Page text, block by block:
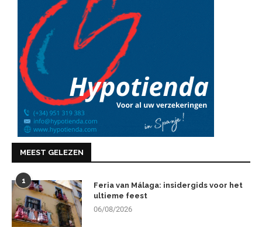
MEEST GELEZEN
1
Feria van Málaga: insidergids voor het
ultieme feest
06/08/2026